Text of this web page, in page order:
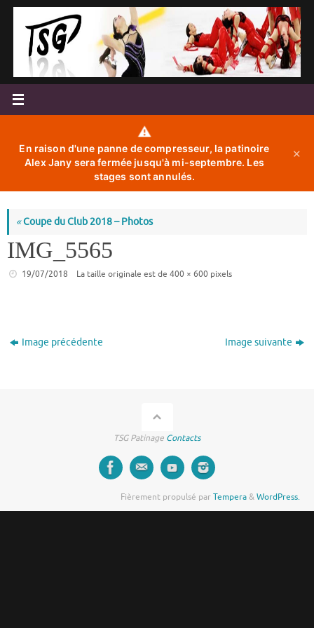
Passer
contenu
⚠️
En raison d'une panne de compresseur, la patinoire
Alex Jany sera fermée jusqu'à mi-septembre. Les
stages sont annulés.
✕
«Coupe du Club 2018 – Photos
IMG_5565
19/07/2018 La taille originale est de 400 × 600 pixels
Image précédente Image suivante
TSG Patinage Contacts
Fièrement propulsé parTempera&WordPress.